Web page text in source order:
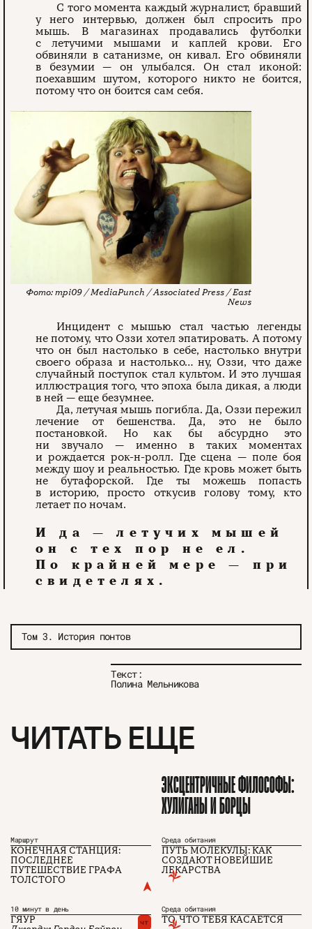
Том 3. История понтов
Текст:
Полина Мельникова
С того момента каждый журналист, бравший
у него интервью, должен был спросить про
мышь. В магазинах продавались футболки
с летучими мышами и каплей крови. Его
обвиняли в сатанизме, он кивал. Его обвиняли
в безумии — он улыбался. Он стал иконой:
поехавшим шутом, которого никто не боится,
потому что он боится сам себя.
mpi09 / MediaPunch / Associated Press / East
News
Инцидент с мышью стал частью легенды
не потому, что Оззи хотел эпатировать. А потому
что он был настолько в себе, настолько внутри
своего образа и настолько… ну, Оззи, что даже
случайный поступок стал культом. И это лучшая
иллюстрация того, что эпоха была дикая, а люди
в ней — еще безумнее.
Да, летучая мышь погибла. Да, Оззи пережил
лечение от бешенства. Да, это не было
постановкой. Но как бы абсурдно это
ни звучало — именно в таких моментах
и рождается рок-н-ролл. Где сцена — поле боя
между шоу и реальностью. Где кровь может быть
не бутафорской. Где ты можешь попасть
в историю, просто откусив голову тому, кто
летает по ночам.
И да — летучих мышей
он с тех пор не ел.
По крайней мере — при
свидетелях.
ЧИТАТЬ ЕЩЕ
ЭКСЦЕНТРИЧНЫЕ ФИЛОСОФЫ:
ХУЛИГАНЫ И БОРЦЫ
Маршрут
КОНЕЧНАЯ СТАНЦИЯ:
ПОСЛЕДНЕЕ
ПУТЕШЕСТВИЕ ГРАФА
ТОЛСТОГО
Среда обитания
ПУТЬ МОЛЕКУЛЫ: КАК
СОЗДАЮТ НОВЕЙШИЕ
ЛЕКАРСТВА
10 минут в день
ГЯУР
чт
Среда обитания
ТО, ЧТО ТЕБЯ КАСАЕТСЯ
О проекте
Авторы
Журнал
ЧТИВО ДОМ
YouTube
VK